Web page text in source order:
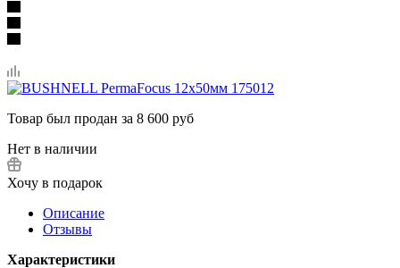
Товар был продан за 8 600 руб
Нет в наличии
Хочу в подарок
Описание
Отзывы
Характеристики